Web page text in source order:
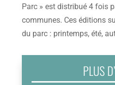
Parc » est distribué 4 fois
communes. Ces éditions
du parc : printemps, été,
PLUS